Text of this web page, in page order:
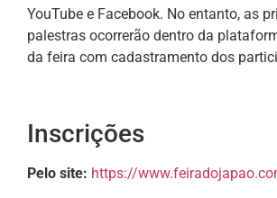
YouTube e Facebook. No entanto, as
palestras ocorrerão dentro da
da feira com cadastramento dos
Inscrições
Pelo site: https://